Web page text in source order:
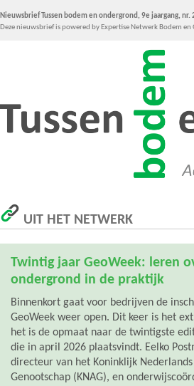
Nieuwsbrief Tussen bodem en ondergrond, 9e jaargang,
Deze nieuwsbrief is powered by Expertise Netwerk Bodem
UIT HET NETWERK
Twintig jaar GeoWeek: leren
ondergrond in de praktijk
Binnenkort gaat voor bedrijven de
GeoWeek weer open. Dit keer is het
het is de opmaat naar de twintigste
die in april 2026 plaatsvindt. Eelko
directeur van het Koninklijk
Genootschap (KNAG), en